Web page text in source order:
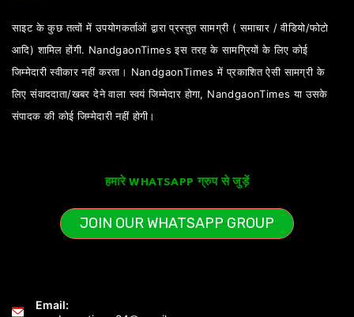
साइट के कुछ तत्वों में उपयोगकर्ताओं द्वारा प्रस्तुत सामग्री ( समाचार / वीडियो/फोटो
आदि) शामिल होंगी. NandgaonTimes इस तरह के सामग्रियों के लिए कोई
जिम्मेदारी स्वीकार नहीं करता। NandgaonTimes में प्रकाशित ऐसी सामग्री के
लिए संवाददाता/खबर देने वाला स्वयं जिम्मेदार होगा, NandgaonTimes या उसके
संपादक की कोई जिम्मेदारी नहीं होगी।
हमारे WHATSAPP ग्रुप से जुड़ें
JOIN OUR WHATSAPP GROUP
Email: